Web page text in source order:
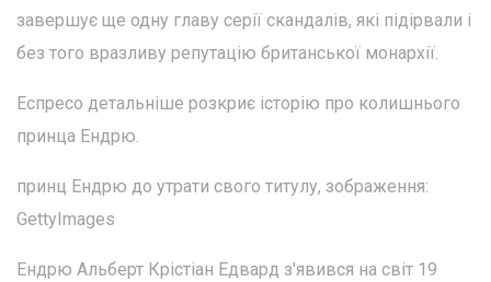
завершує ще одну главу серії скандалів, які підірвали і
без того вразливу репутацію британської монархії.
Еспресо детальніше розкриє історію про колишнього
принца Ендрю.
принц Ендрю до утрати свого титулу, зображення:
GettyImages
Ендрю Альберт Крістіан Едвард з'явився на світ 19